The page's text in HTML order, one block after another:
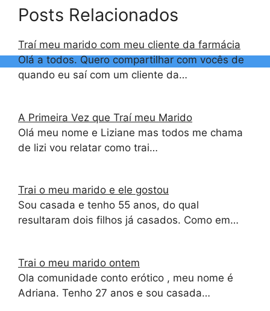
Posts Relacionados
Traí meu marido com meu cliente da farmácia
Olá a todos. Quero compartilhar com vocês de
quando eu saí com um cliente da…
A Primeira Vez que Traí meu Marido
Olá meu nome e Liziane mas todos me chama
de lizi vou relatar como trai…
Trai o meu marido e ele gostou
Sou casada e tenho 55 anos, do qual
resultaram dois filhos já casados. Como em…
Trai o meu marido ontem
Ola comunidade conto erótico , meu nome é
Adriana. Tenho 27 anos e sou casada…